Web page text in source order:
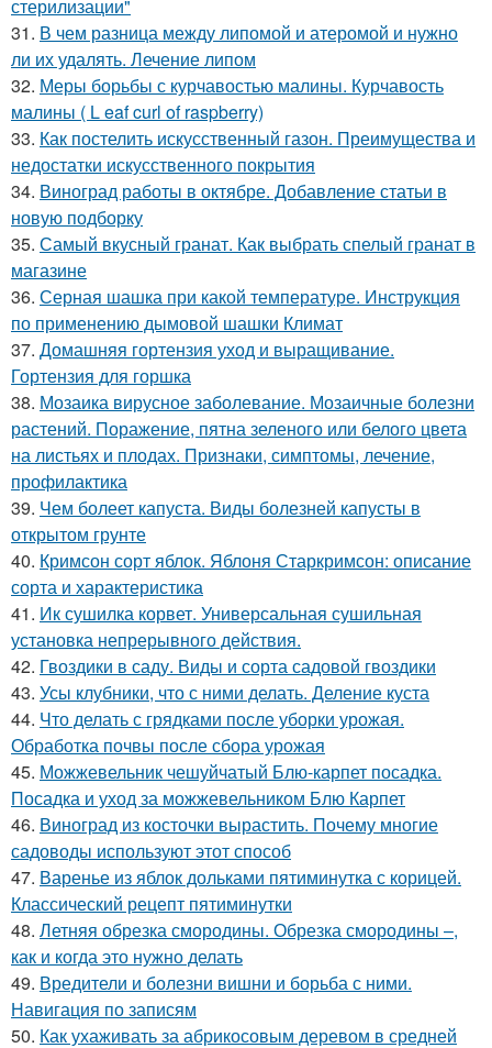
стерилизации"
31. В чем разница между липомой и атеромой и нужно
ли их удалять. Лечение липом
32. Меры борьбы с курчавостью малины. Курчавость
малины ( L eaf curl of raspberry)
33. Как постелить искусственный газон. Преимущества и
недостатки искусственного покрытия
34. Виноград работы в октябре. Добавление статьи в
новую подборку
35. Самый вкусный гранат. Как выбрать спелый гранат в
магазине
36. Серная шашка при какой температуре. Инструкция
по применению дымовой шашки Климат
37. Домашняя гортензия уход и выращивание.
Гортензия для горшка
38. Мозаика вирусное заболевание. Мозаичные болезни
растений. Поражение, пятна зеленого или белого цвета
на листьях и плодах. Признаки, симптомы, лечение,
профилактика
39. Чем болеет капуста. Виды болезней капусты в
открытом грунте
40. Кримсон сорт яблок. Яблоня Старкримсон: описание
сорта и характеристика
41. Ик сушилка корвет. Универсальная сушильная
установка непрерывного действия.
42. Гвоздики в саду. Виды и сорта садовой гвоздики
43. Усы клубники, что с ними делать. Деление куста
44. Что делать с грядками после уборки урожая.
Обработка почвы после сбора урожая
45. Можжевельник чешуйчатый Блю-карпет посадка.
Посадка и уход за можжевельником Блю Карпет
46. Виноград из косточки вырастить. Почему многие
садоводы используют этот способ
47. Варенье из яблок дольками пятиминутка с корицей.
Классический рецепт пятиминутки
48. Летняя обрезка смородины. Обрезка смородины –,
как и когда это нужно делать
49. Вредители и болезни вишни и борьба с ними.
Навигация по записям
50. Как ухаживать за абрикосовым деревом в средней